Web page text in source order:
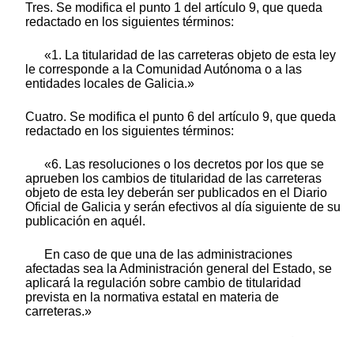
Tres. Se modifica el punto 1 del artículo 9, que queda
redactado en los siguientes términos:
«1. La titularidad de las carreteras objeto de esta ley
le corresponde a la Comunidad Autónoma o a las
entidades locales de Galicia.»
Cuatro. Se modifica el punto 6 del artículo 9, que queda
redactado en los siguientes términos:
«6. Las resoluciones o los decretos por los que se
aprueben los cambios de titularidad de las carreteras
objeto de esta ley deberán ser publicados en el Diario
Oficial de Galicia y serán efectivos al día siguiente de su
publicación en aquél.
En caso de que una de las administraciones
afectadas sea la Administración general del Estado, se
aplicará la regulación sobre cambio de titularidad
prevista en la normativa estatal en materia de
carreteras.»